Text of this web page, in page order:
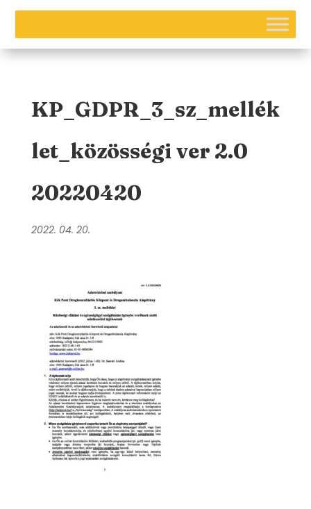
KP_GDPR_3_sz_mellék
let_közösségi ver 2.0
20220420
2022. 04. 20.